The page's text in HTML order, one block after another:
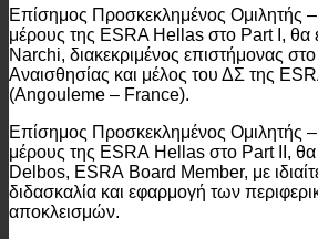
Επίσημος Προσκεκλημένος Ομιλητής
μέρους της ESRA Hellas στο Part I, θα
Narchi, διακεκριμένος επιστήμονας
Αναισθησίας και μέλος του ΔΣ της
(Angouleme – France).
Επίσημoς Προσκεκλημένος Ομιλητής
μέρους της ESRA Hellas στο Part II, θα
Delbos, ESRA Board Member, με
διδασκαλία και εφαρμογή των
αποκλεισμών.